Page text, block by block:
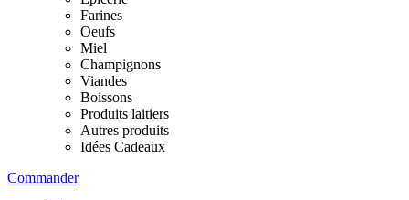
Farines
Oeufs
Miel
Champignons
Viandes
Boissons
Produits laitiers
Autres produits
Idées Cadeaux
Commander